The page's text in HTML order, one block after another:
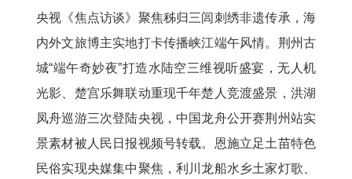
央视《焦点访谈》聚焦秭归三闾刺绣非遗传承，海
内外文旅博主实地打卡传播峡江端午风情。荆州古
城“端午奇妙夜”打造水陆空三维视听盛宴，无人机
光影、楚宫乐舞联动重现千年楚人竞渡盛景，洪湖
凤舟巡游三次登陆央视，中国龙舟公开赛荆州站实
景素材被人民日报视频号转载。恩施立足土苗特色
民俗实现央媒集中聚焦，利川龙船水乡土家灯歌、